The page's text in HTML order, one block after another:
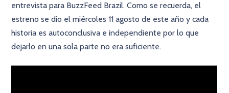
entrevista para BuzzFeed Brazil. Como se recuerda, el
estreno se dio el miércoles 11 agosto de este año y cada
historia es autoconclusiva e independiente por lo que
dejarlo en una sola parte no era suficiente.